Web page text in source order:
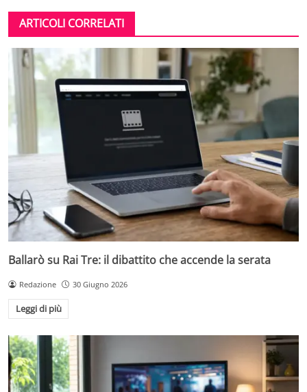
ARTICOLI CORRELATI
Ballarò su Rai Tre: il dibattito che accende la serata
Redazione 30 Giugno 2026
Leggi di più